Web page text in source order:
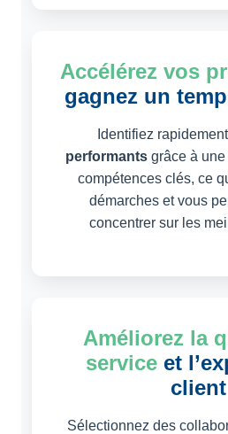
Accélérez vos
gagnez un
Identifiez
performantsgrâce à une
compétences clés, ce
démarches et vous
concentrer sur les
Améliorez la
service et
client
Sélectionnez des